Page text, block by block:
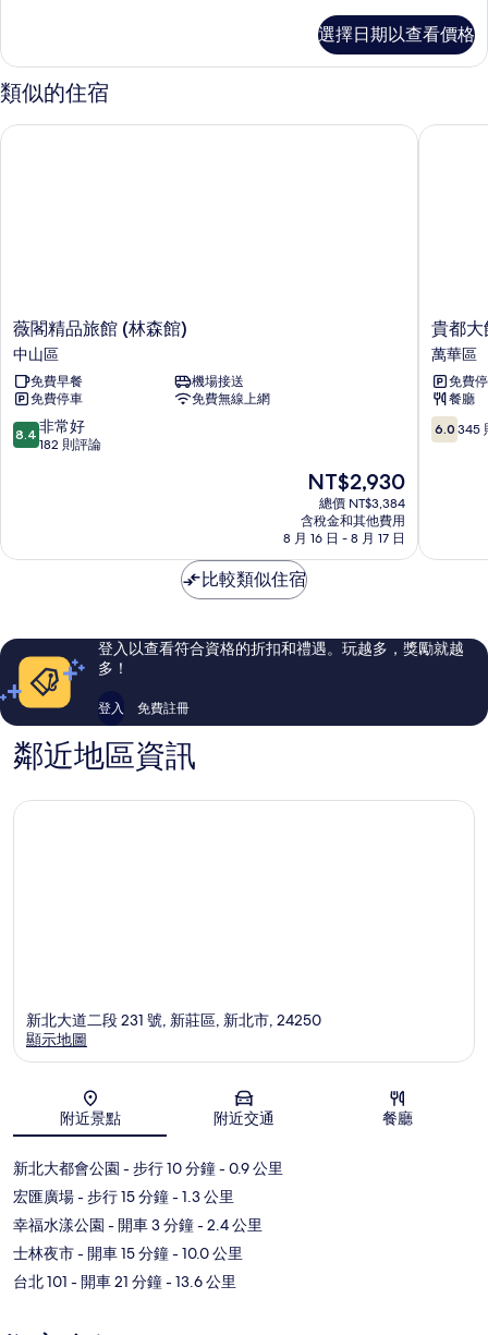
（無
車
庫）
的
房-
豪
華
（無
選擇日期以查看價格
類似的住宿
薇
閣
精
品
旅
館
(林
薇閣精品旅館 (林森館)
中山區
免費早餐
機場接送
免費停車
免費無線上網
8.4
分，
常
評
論
8.4 非常好
182 則評論
現
在
價
格
為
NT$2,930
NT$2,930
總價 NT$3,384
含稅金和其他費用
8 月 16 日 - 8 月 17 日
薇閣精品旅館 (林森館)
貴
都
大
飯
店
萬
華
貴都大
萬華區
免費
餐廳
6.0
分，
評
6.0 345
貴都大
比較類似住宿
登入以查看符合資格的折扣和禮遇。玩越多，獎勵就越
多！
登入 免費註冊
鄰近地區資訊
地圖
新北大道二段 231 號, 新莊區, 新北市, 24250
顯示地圖
附近景點 附近交通 餐廳
新北大都會公園 - 步行 10 分鐘- 0.9 公里
宏匯廣場- 步行 15 分鐘- 1.3 公里
幸福水漾公園 - 開車 3 分鐘- 2.4 公里
士林夜市- 開車 15 分鐘- 10.0 公里
台北 101 - 開車 21 分鐘- 13.6 公里